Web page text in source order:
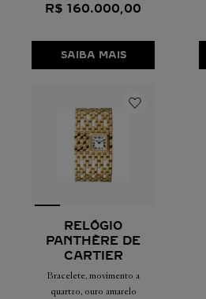
R$ 160.000,00
SAIBA MAIS
RELÓGIO
PANTHÈRE DE
CARTIER
Bracelete, movimento a
quartzo, ouro amarelo